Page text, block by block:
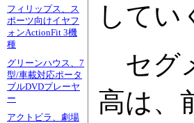
フィリップス、ス
ポーツ向けイヤフ
ォンActionFit 3機
種
グリーンハウス、7
型/車載対応ポータ
ブルDVDプレーヤ
ー
アクトビラ、劇場
してい
セグ
高は、